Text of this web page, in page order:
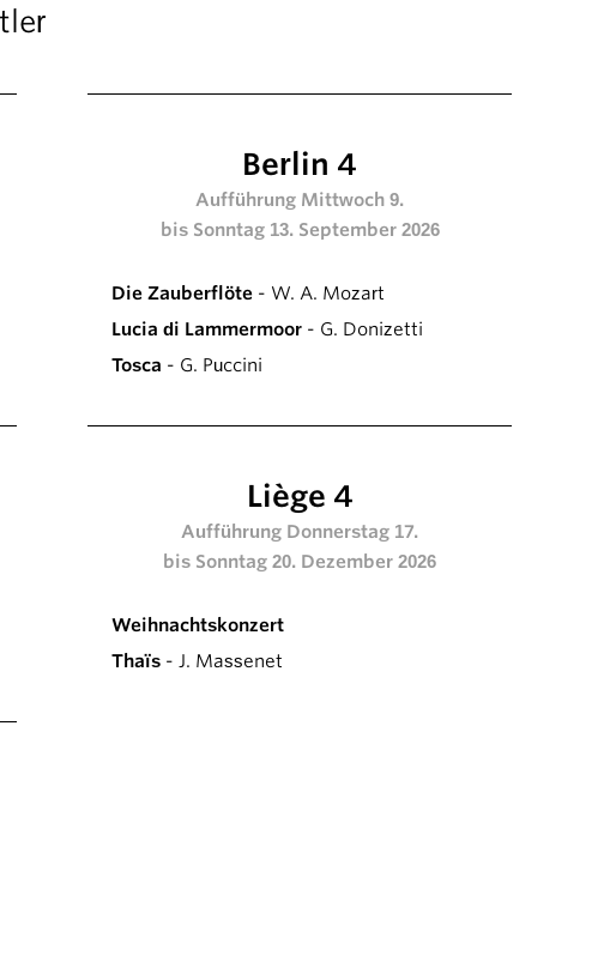
Berlin 4
Aufführung Mittwoch 9.
bis Sonntag 13. September 2026
Die Zauberflöte - W. A. Mozart
Lucia di Lammermoor - G. Donizetti
Tosca - G. Puccini
Liège 4
Aufführung Donnerstag 17.
bis Sonntag 20. Dezember 2026
Weihnachtskonzert
Thaïs - J. Massenet